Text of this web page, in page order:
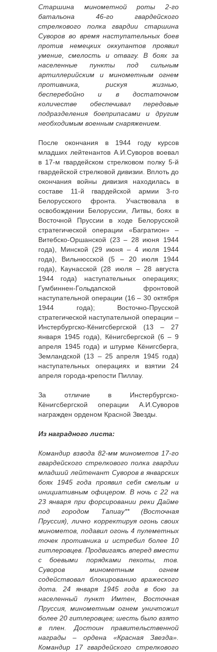
Старшина минометной роты 2-го
батальона 46-го гвардейского
стрелкового полка гвардии старшина
Суворов во время наступательных боев
против немецких оккупантов проявил
умение, смелость и отвагу. В боях за
населенные пункты под сильным
артиллерийским и минометным огнем
противника, рискуя жизнью,
бесперебойно и в достаточном
количестве обеспечивал передовые
подразделения боеприпасами и другим
необходимым военным снаряжением.
После окончания в 1944 году курсов
младших лейтенантов А.И.Суворов воевал
в 17-м гвардейском стрелковом полку 5-й
гвардейской стрелковой дивизии. Вплоть до
окончания войны дивизия находилась в
составе 11-й гвардейской армии 3-го
Белорусского фронта. Участвовала в
освобождении Белоруссии, Литвы, боях в
Восточной Пруссии в ходе Белорусской
стратегической операции «Багратион» –
Витебско-Оршанской (23 – 28 июня 1944
года), Минской (29 июня – 4 июля 1944
года), Вильнюсской (5 – 20 июля 1944
года), Каунасской (28 июля – 28 августа
1944 года) наступательных операциях;
Гумбиннен-Гольдапской фронтовой
наступательной операции (16 – 30 октября
1944 года); Восточно-Прусской
стратегической наступательной операции –
Инстербургско-Кёнигсбергской (13 – 27
января 1945 года), Кёнигсбергской (6 – 9
апреля 1945 года) и штурме Кёнигсберга,
Земландской (13 – 25 апреля 1945 года)
наступательных операциях и взятии 24
апреля города-крепости Пиллау.
За отличие в Инстербургско-
Кёнигсбергской операции А.И.Суворов
награжден орденом Красной Звезды.
Из наградного листа:
Командир взвода 82-мм минометов 17-го
гвардейского стрелкового полка гвардии
младший лейтенант Суворов в январских
боях 1945 года проявил себя смелым и
инициативным офицером. В ночь с 22 на
23 января при форсировании реки Дайме
под городом Тапиау** (Восточная
Пруссия), лично корректируя огонь своих
минометов, подавил огонь 4 пулеметных
точек противника и истребил более 10
гитлеровцев. Продвигаясь вперед вмести
с боевыми порядками пехоты, тов.
Суворов минометным огнем
содействовал блокированию вражеского
дота. 24 января 1945 года в бою за
населенный пункт Имтен, Восточная
Пруссия, минометным огнем уничтожил
более 20 гитлеровцев; шесть было взято
в плен. Достоин правительственной
награды – ордена «Красная Звезда».
Командир 17 гвардейского стрелкового